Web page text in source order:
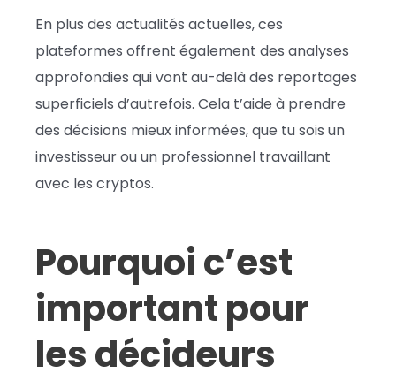
En plus des actualités actuelles, ces
plateformes offrent également des analyses
approfondies qui vont au-delà des reportages
superficiels d’autrefois. Cela t’aide à prendre
des décisions mieux informées, que tu sois un
investisseur ou un professionnel travaillant
avec les cryptos.
Pourquoi c’est
important pour
les décideurs